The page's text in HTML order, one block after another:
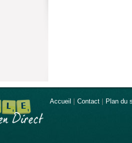
Accueil Contact Plan du